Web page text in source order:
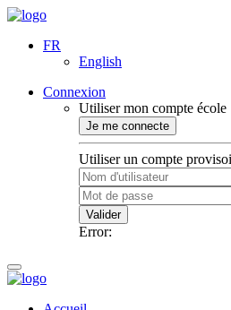
FR
English
Connexion
Utiliser mon compte école
Je me connecte
Utiliser un compte
Valider
Error: